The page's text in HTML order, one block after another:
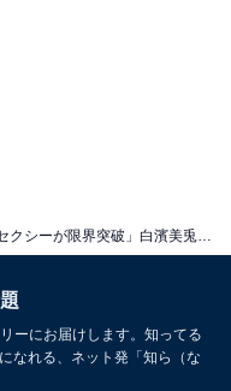
ーにお届けします。知ってる
なれる、ネット発「知ら（な